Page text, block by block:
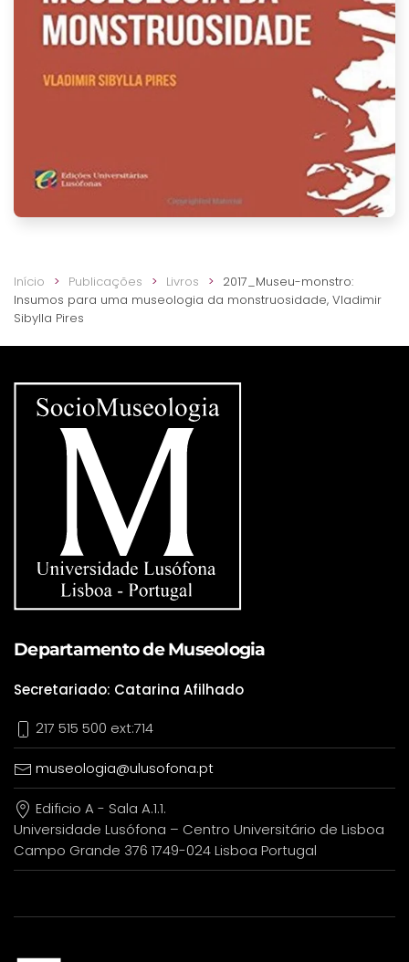
Início Publicações Livros
2017_Museu-monstro:
Insumos para uma museologia da monstruosidade, Vladimir
Sibylla Pires
Departamento de Museologia
Secretariado: Catarina Afilhado
217 515 500 ext:714
museologia@ulusofona.pt
Edificio A - Sala A.1.1.
Universidade Lusófona – Centro Universitário de Lisboa
Campo Grande 376 1749-024 Lisboa Portugal